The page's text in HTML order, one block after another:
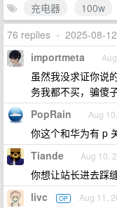
充电器 100w
76 replies • 2025-08-
importmeta
虽然我没求证你说
务我都不买，骗傻
PopRain Aug
你这个和华为有 p
Tiande Aug 10,
你想让站长进去踩
livc OP Aug 11,